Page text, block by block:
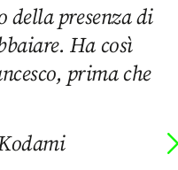
della presenza di
Ha così
prima che